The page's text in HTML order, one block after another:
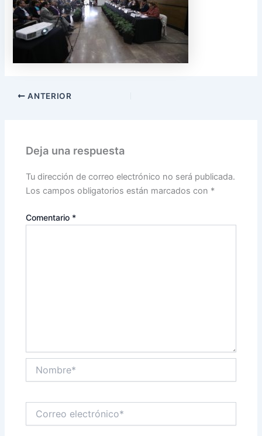
ANTERIOR
Deja una respuesta
Tu dirección de correo electrónico no será publicada.
Los campos obligatorios están marcados con *
Comentario *
electrónico*